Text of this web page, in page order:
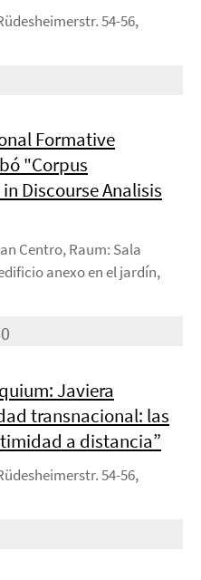
54-56,
Formative
"Corpus
Discourse Analisis
Centro, Raum: Sala
anexo en el jardín,
Javiera
transnacional: las
a distancia”
54-56,